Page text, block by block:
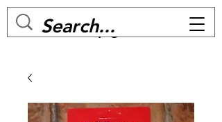
MC BIKE Perpignan